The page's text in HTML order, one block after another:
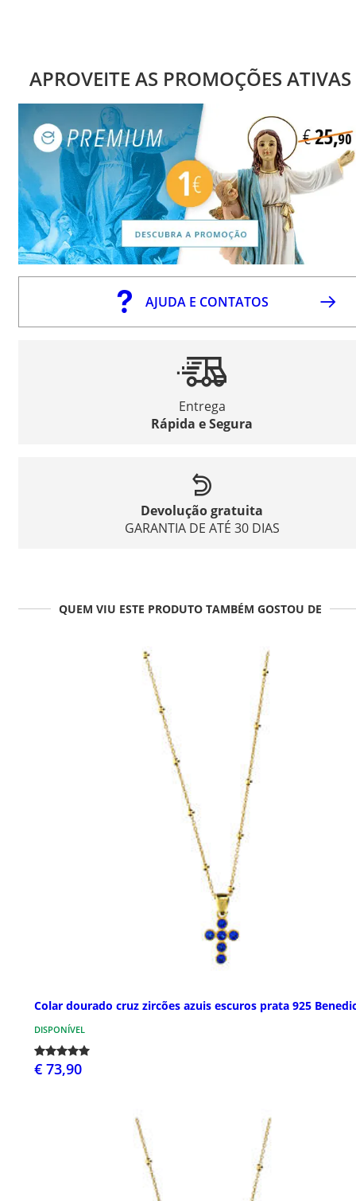
APROVEITE AS PROMOÇÕES ATIVAS
AJUDA E CONTATOS
Entrega
Rápida e Segura
Devolução gratuita
GARANTIA DE ATÉ 30 DIAS
QUEM VIU ESTE PRODUTO TAMBÉM GOSTOU DE
Colar dourado cruz zircões azuis escuros prata 925
DISPONÍVEL
€ 73,90